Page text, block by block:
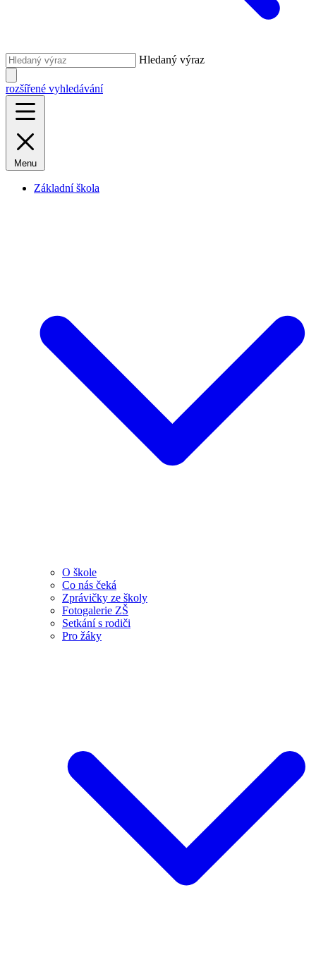
Hledaný výraz
rozšířené vyhledávání
Menu
Základní škola
O škole
Co nás čeká
Zprávičky ze školy
Fotogalerie ZŠ
Setkání s rodiči
Pro žáky